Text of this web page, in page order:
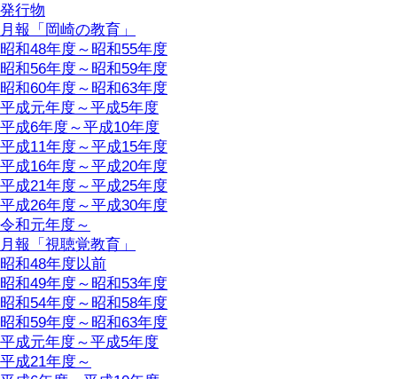
発行物
月報「岡崎の教育」
昭和48年度～昭和55年度
昭和56年度～昭和59年度
昭和60年度～昭和63年度
平成元年度～平成5年度
平成6年度～平成10年度
平成11年度～平成15年度
平成16年度～平成20年度
平成21年度～平成25年度
平成26年度～平成30年度
令和元年度～
月報「視聴覚教育」
昭和48年度以前
昭和49年度～昭和53年度
昭和54年度～昭和58年度
昭和59年度～昭和63年度
平成元年度～平成5年度
平成21年度～